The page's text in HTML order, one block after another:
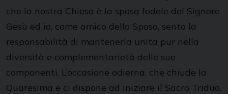
che la nostra Chiesa è la sposa fedele del Signore
Gesù ed io, come amico dello Sposo, sento la
responsabilità di mantenerla unita pur nella
diversità e complementarietà delle sue
componenti. L’occasione odierna, che chiude la
Quaresima e ci dispone ad iniziare il Sacro Triduo,